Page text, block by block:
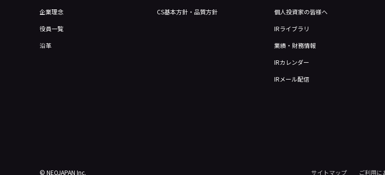
企業理念
役員一覧
沿革
CS基本方針・品質方針
個人投資家の皆様へ
IRライブラリ
業績・財務情報
IRカレンダー
IRメール配信
© NEOJAPAN Inc. サイトマップ ご利用に